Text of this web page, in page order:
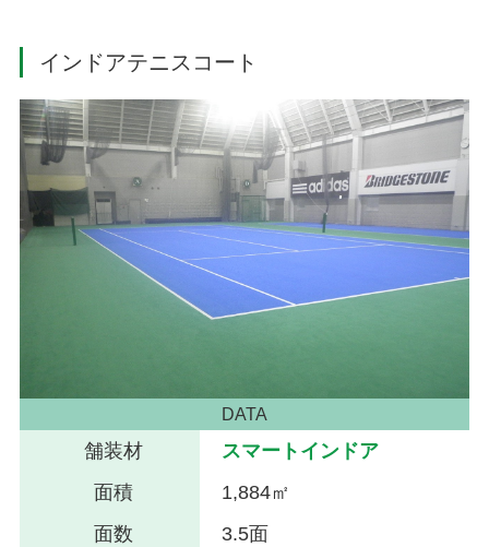
インドアテニスコート
DATA
舗装材
スマートインドア
面積
1,884㎡
面数
3.5面